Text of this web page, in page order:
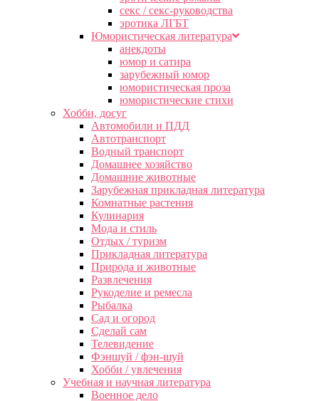
секс / секс-руководства
эротика ЛГБТ
Юмористическая литература
анекдоты
юмор и сатира
зарубежный юмор
юмористическая проза
юмористические стихи
Хобби, досуг
Автомобили и ПДД
Автотранспорт
Водный транспорт
Домашнее хозяйство
Домашние животные
Зарубежная прикладная литература
Комнатные растения
Кулинария
Мода и стиль
Отдых / туризм
Прикладная литература
Природа и животные
Развлечения
Рукоделие и ремесла
Рыбалка
Сад и огород
Сделай сам
Телевидение
Фэншуй / фэн-шуй
Хобби / увлечения
Учебная и научная литература
Военное дело